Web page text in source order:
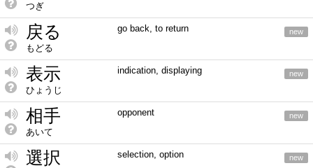
つぎ
戻る
もどる
go back, to return new
表示
ひょうじ
indication, displaying new
相手
あいて
opponent new
選択 selection, option new